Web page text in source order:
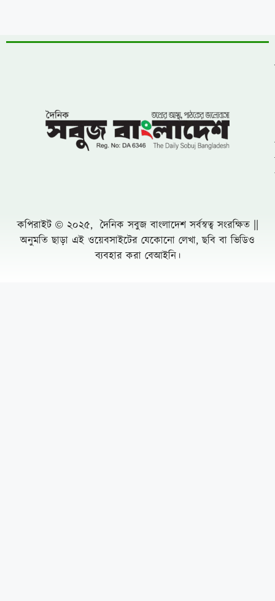
কপিরাইট © ২০২৫, দৈনিক সবুজ বাংলাদেশ সর্বস্বত্ব সংরক্ষিত ||
অনুমতি ছাড়া এই ওয়েবসাইটের যেকোনো লেখা, ছবি বা ভিডিও
ব্যবহার করা বেআইনি।